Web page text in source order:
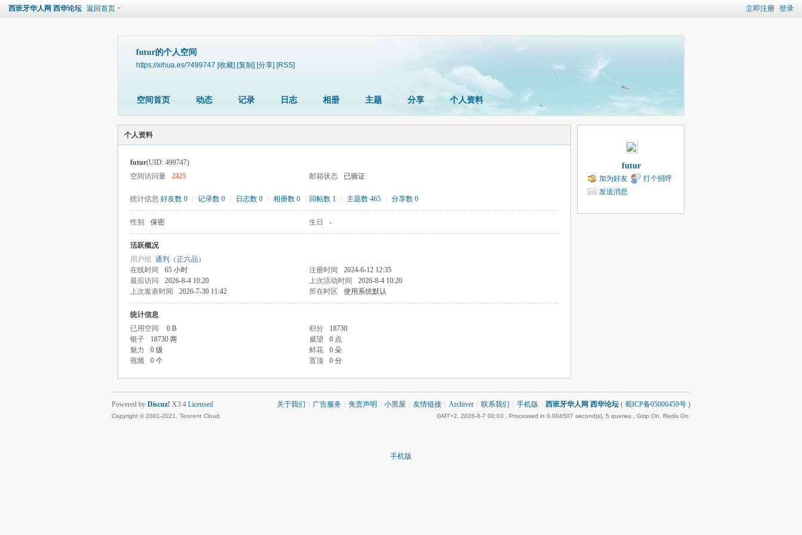
立即注册 登录
西班牙华人网 西华论坛 返回首页
futur的个人空间
https://xihua.es/?499747 [收藏] [复制] [分享] [RSS]
空间首页 动态 记录 日志 相册 主题 分享 个人资料
个人资料
futur(UID: 499747)
空间访问量
2425 邮箱状态 已验证
统计信息 好友数 0 记录数 0 日志数 0 相册数 0 回帖数 1 主题数 465 分享数 0
性别 保密 生日 -
活跃概况
用户组 通判（正六品）
在线时间
65 小时 注册时间
2024-6-12 12:35
最后访问
2026-8-4 10:20 上次活动时间
2026-8-4 10:20
上次发表时间
2026-7-30 11:42 所在时区 使用系统默认
统计信息
已用空间
0 B 积分
18730
银子
18730 两 威望
0 点
魅力
0 级 鲜花
0 朵
视频
0 个 置顶 0 分
futur
加为好友
打个招呼
发送消息
关于我们 广告服务 免责声明 小黑屋 友情链接 Archiver 联系我们 手机版 西班牙华人网 西华论坛 ( 蜀ICP备05006459号 )
GMT+2, 2026-8-7 00:03 , Processed in 0.004507 second(s), 5 queries , Gzip On, Redis On.
Powered by Discuz! X3.4 Licensed
Copyright © 2001-2021, Tencent Cloud.
手机版